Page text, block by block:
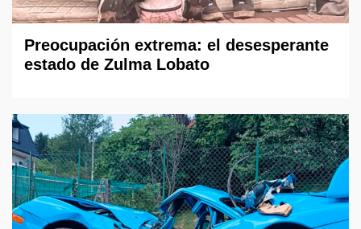
Preocupación extrema: el desesperante
estado de Zulma Lobato